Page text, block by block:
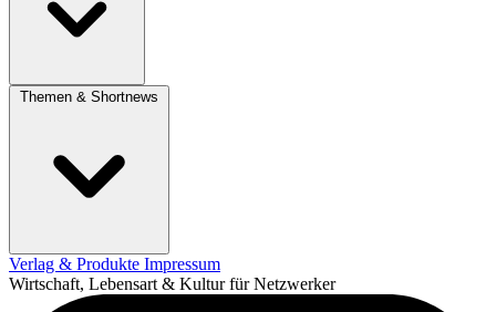
Themen & Shortnews
Verlag & Produkte Impressum
Wirtschaft, Lebensart & Kultur für Netzwerker